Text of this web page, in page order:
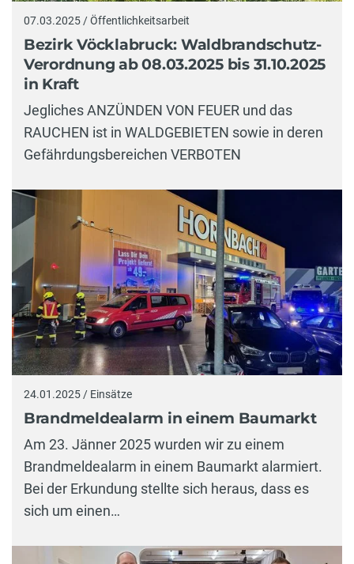
07.03.2025 / Öffentlichkeitsarbeit
Bezirk Vöcklabruck: Waldbrandschutz-
Verordnung ab 08.03.2025 bis 31.10.2025
in Kraft
Jegliches ANZÜNDEN VON FEUER und das
RAUCHEN ist in WALDGEBIETEN sowie in deren
Gefährdungsbereichen VERBOTEN
24.01.2025 / Einsätze
Brandmeldealarm in einem Baumarkt
Am 23. Jänner 2025 wurden wir zu einem
Brandmeldealarm in einem Baumarkt alarmiert.
Bei der Erkundung stellte sich heraus, dass es
sich um einen…